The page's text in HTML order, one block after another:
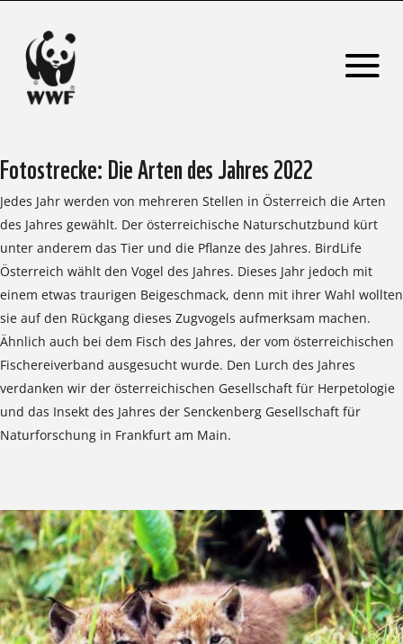
Fotostrecke: Die Arten des Jahres 2022
Jedes Jahr werden von mehreren Stellen in Österreich die Arten
des Jahres gewählt. Der österreichische Naturschutzbund kürt
unter anderem das Tier und die Pflanze des Jahres. BirdLife
Österreich wählt den Vogel des Jahres. Dieses Jahr jedoch mit
einem etwas traurigen Beigeschmack, denn mit ihrer Wahl wollten
sie auf den Rückgang dieses Zugvogels aufmerksam machen.
Ähnlich auch bei dem Fisch des Jahres, der vom österreichischen
Fischereiverband ausgesucht wurde. Den Lurch des Jahres
verdanken wir der österreichischen Gesellschaft für Herpetologie
und das Insekt des Jahres der Senckenberg Gesellschaft für
Naturforschung in Frankfurt am Main.